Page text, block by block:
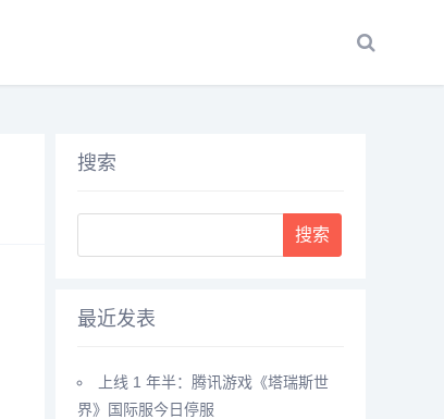
搜索
最近发表
上线 1 年半：腾讯游戏《塔瑞斯世
界》国际服今日停服